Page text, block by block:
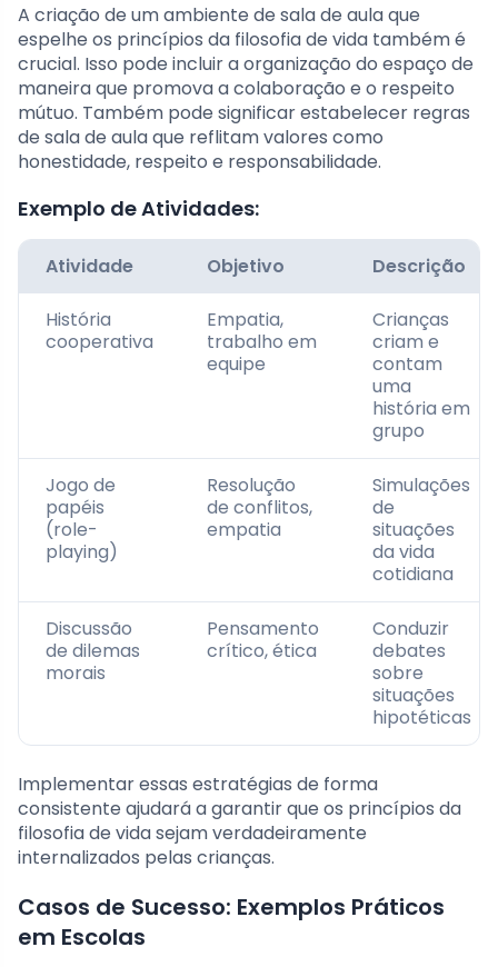
A criação de um ambiente de sala de aula que
espelhe os princípios da filosofia de vida também é
crucial. Isso pode incluir a organização do espaço de
maneira que promova a colaboração e o respeito
mútuo. Também pode significar estabelecer regras
de sala de aula que reflitam valores como
honestidade, respeito e responsabilidade.
Exemplo de Atividades:
Atividade Objetivo Descrição
História
cooperativa
Empatia,
trabalho em
equipe
Crianças
criam e
contam
uma
história em
grupo
Jogo de
papéis
(role-
playing)
Resolução
de conflitos,
empatia
Simulações
de
situações
da vida
cotidiana
Discussão
de dilemas
morais
Pensamento
crítico, ética
Conduzir
debates
sobre
situações
hipotéticas
Implementar essas estratégias de forma
consistente ajudará a garantir que os princípios da
filosofia de vida sejam verdadeiramente
internalizados pelas crianças.
Casos de Sucesso: Exemplos Práticos
em Escolas